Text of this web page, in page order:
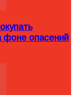
фоне опасений